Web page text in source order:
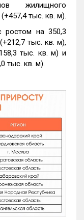
жилищного
(+457,4 тыс. кв. м).
ростом на 350,3
(+212,7 тыс. кв. м),
тыс. кв. м) и
тыс. кв. м).